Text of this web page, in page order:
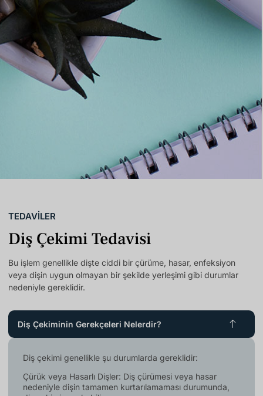
TEDAVİLER
Diş Çekimi Tedavisi
Bu işlem genellikle dişte ciddi bir çürüme, hasar, enfeksiyon
veya dişin uygun olmayan bir şekilde yerleşimi gibi durumlar
nedeniyle gereklidir.
Diş Çekiminin Gerekçeleri Nelerdir?
Diş çekimi genellikle şu durumlarda gereklidir:
Çürük veya Hasarlı Dişler: Diş çürümesi veya hasar
nedeniyle dişin tamamen kurtarılamaması durumunda,